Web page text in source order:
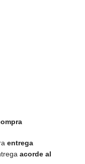
entrega
acorde al